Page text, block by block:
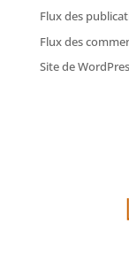
Flux des
Flux des
Site de